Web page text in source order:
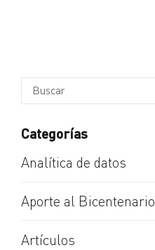
Categorías
Analítica de datos
Aporte al Bicentenario
Artículos